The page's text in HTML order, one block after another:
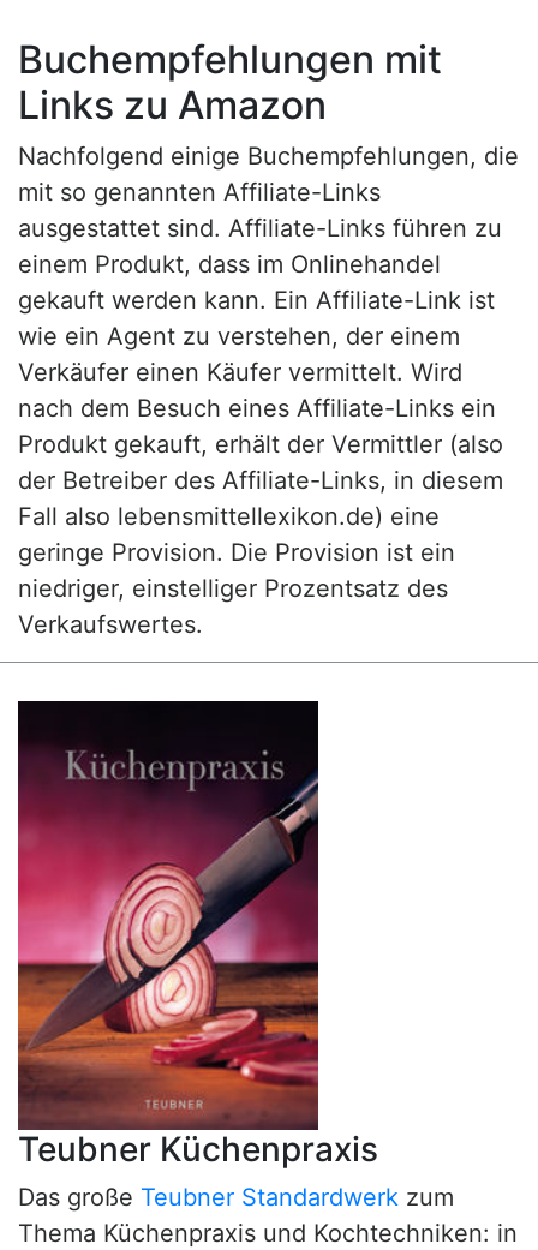
Buchempfehlungen mit
Links zu Amazon
Nachfolgend einige Buchempfehlungen, die
mit so genannten Affiliate-Links
ausgestattet sind. Affiliate-Links führen zu
einem Produkt, dass im Onlinehandel
gekauft werden kann. Ein Affiliate-Link ist
wie ein Agent zu verstehen, der einem
Verkäufer einen Käufer vermittelt. Wird
nach dem Besuch eines Affiliate-Links ein
Produkt gekauft, erhält der Vermittler (also
der Betreiber des Affiliate-Links, in diesem
Fall also lebensmittellexikon.de) eine
geringe Provision. Die Provision ist ein
niedriger, einstelliger Prozentsatz des
Verkaufswertes.
Teubner Küchenpraxis
Das große Teubner Standardwerk zum
Thema Küchenpraxis und Kochtechniken: in